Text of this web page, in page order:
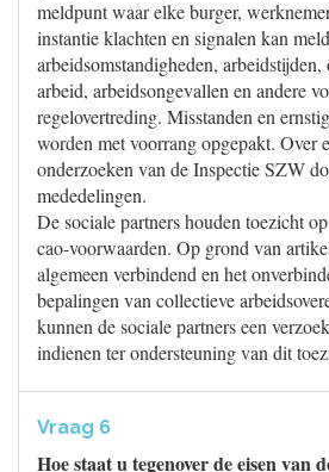
meldpunt waar elke burger,
instantie klachten en signalen kan
arbeidsomstandigheden,
arbeid, arbeidsongevallen en andere
regelovertreding. Misstanden en
worden met voorrang opgepakt. Over
onderzoeken van de Inspectie SZW
mededelingen.
De sociale partners houden toezicht
cao-voorwaarden. Op grond van
algemeen verbindend en het
bepalingen van collectieve
kunnen de sociale partners een
indienen ter ondersteuning van dit
Vraag 6
Hoe staat u tegenover de eisen van